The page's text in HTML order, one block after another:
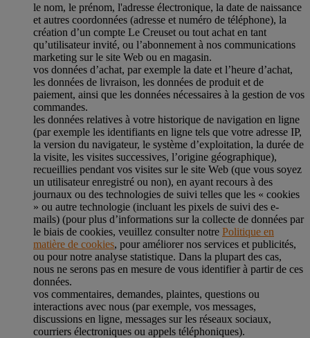
le nom, le prénom, l'adresse électronique, la date de naissance
et autres coordonnées (adresse et numéro de téléphone), la
création d’un compte Le Creuset ou tout achat en tant
qu’utilisateur invité, ou l’abonnement à nos communications
marketing sur le site Web ou en magasin.
vos données d’achat, par exemple la date et l’heure d’achat,
les données de livraison, les données de produit et de
paiement, ainsi que les données nécessaires à la gestion de vos
commandes.
les données relatives à votre historique de navigation en ligne
(par exemple les identifiants en ligne tels que votre adresse IP,
la version du navigateur, le système d’exploitation, la durée de
la visite, les visites successives, l’origine géographique),
recueillies pendant vos visites sur le site Web (que vous soyez
un utilisateur enregistré ou non), en ayant recours à des
journaux ou des technologies de suivi telles que les « cookies
» ou autre technologie (incluant les pixels de suivi des e-
mails) (pour plus d’informations sur la collecte de données par
le biais de cookies, veuillez consulter notre Politique en
matière de cookies, pour améliorer nos services et publicités,
ou pour notre analyse statistique. Dans la plupart des cas,
nous ne serons pas en mesure de vous identifier à partir de ces
données.
vos commentaires, demandes, plaintes, questions ou
interactions avec nous (par exemple, vos messages,
discussions en ligne, messages sur les réseaux sociaux,
courriers électroniques ou appels téléphoniques).